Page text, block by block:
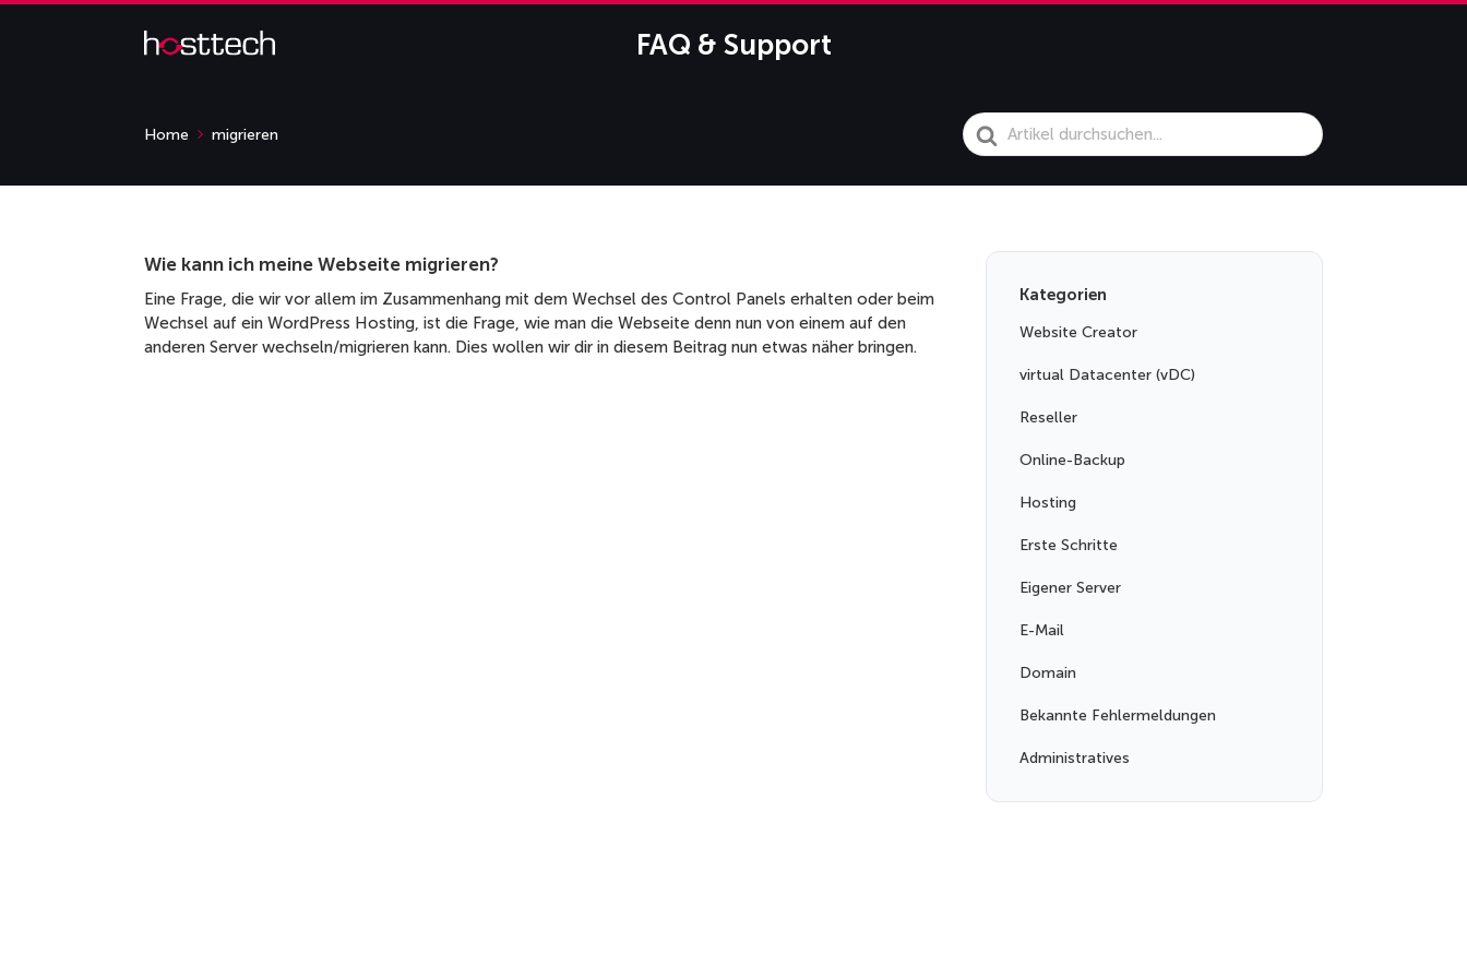
FAQ & Support
Home migrieren
Search
For
Wie kann ich meine Webseite migrieren?
Eine Frage, die wir vor allem im Zusammenhang mit dem Wechsel des Control Panels erhalten oder beim
Wechsel auf ein WordPress Hosting, ist die Frage, wie man die Webseite denn nun von einem auf den
anderen Server wechseln/migrieren kann. Dies wollen wir dir in diesem Beitrag nun etwas näher bringen.
Kategorien
Website Creator
virtual Datacenter (vDC)
Reseller
Online-Backup
Hosting
Erste Schritte
Eigener Server
E-Mail
Domain
Bekannte Fehlermeldungen
Administratives